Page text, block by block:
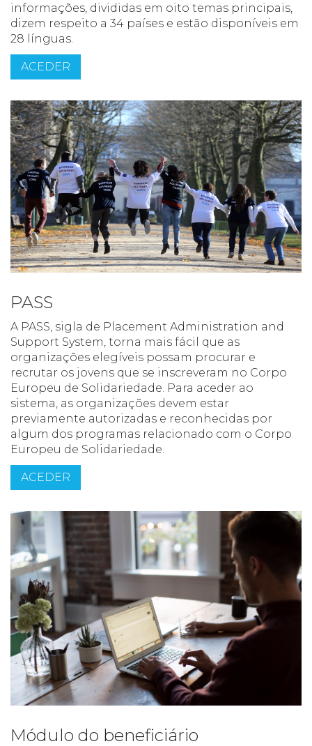
informações, divididas em oito temas principais,
dizem respeito a 34 países e estão disponíveis em
28 línguas.
ACEDER
PASS
A PASS, sigla de Placement Administration and
Support System, torna mais fácil que as
organizações elegíveis possam procurar e
recrutar os jovens que se inscreveram no Corpo
Europeu de Solidariedade. Para aceder ao
sistema, as organizações devem estar
previamente autorizadas e reconhecidas por
algum dos programas relacionado com o Corpo
Europeu de Solidariedade.
ACEDER
Módulo do beneficiário